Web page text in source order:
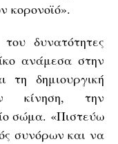
κορονοϊό».
δυνατότητες
ανάμεσα στην
τη δημιουργική
κίνηση, την
σώμα. «Πιστεύω
συνόρων και να